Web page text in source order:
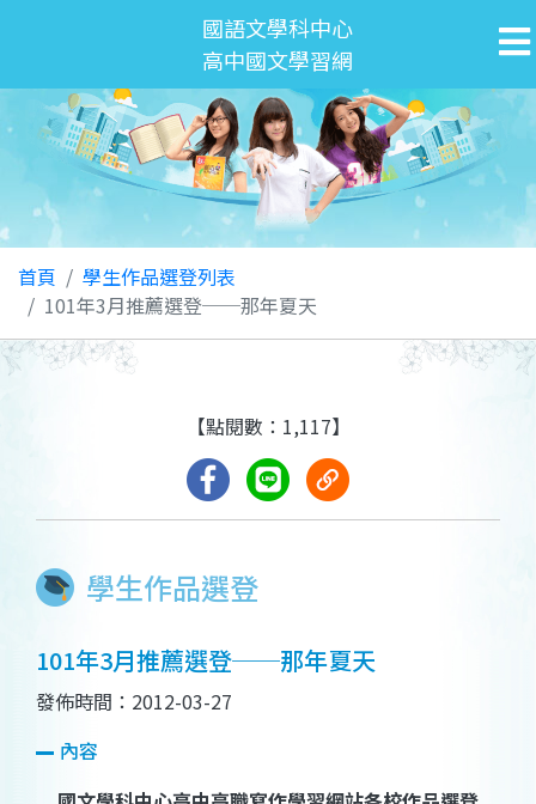
國語文學科中心
高中國文學習網
首頁
學生作品選登列表
101年3月推薦選登──那年夏天
學生作品選登
【點閱數：1,117】
101年3月推薦選登──那年夏天
發佈時間：2012-03-27
內容